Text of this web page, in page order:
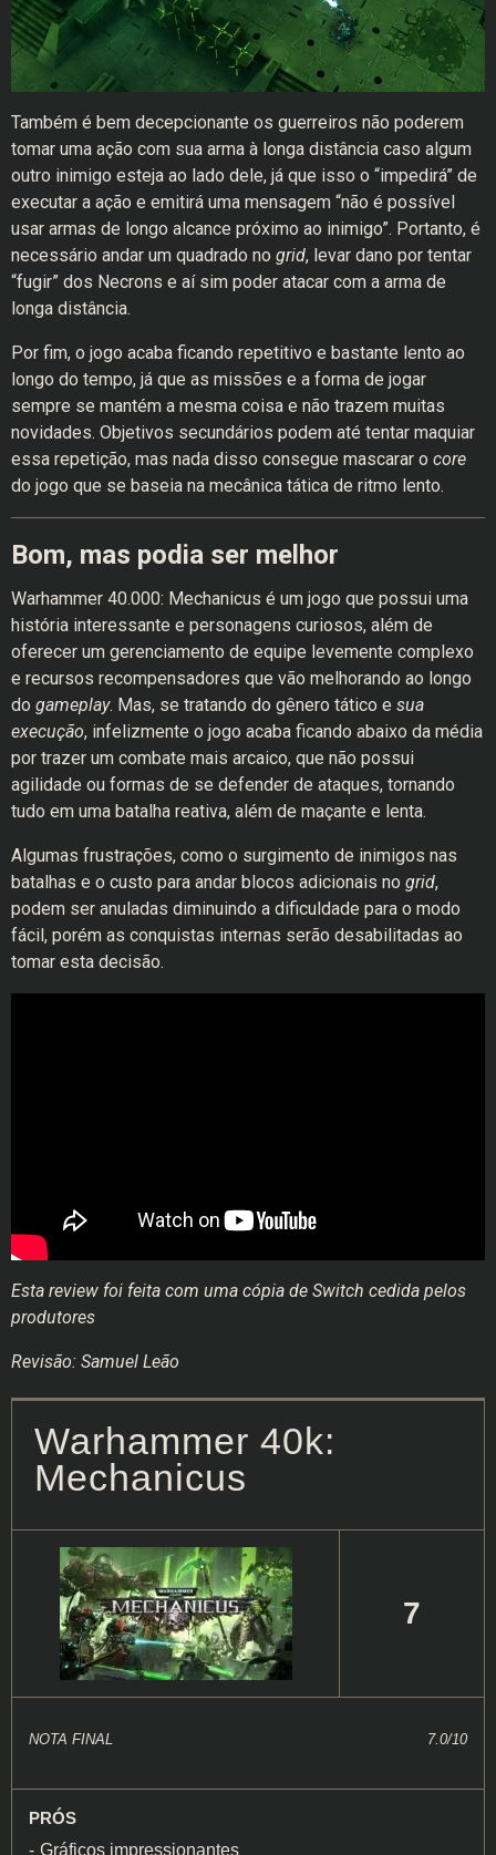
Também é bem decepcionante os guerreiros não poderem
tomar uma ação com sua arma à longa distância caso algum
outro inimigo esteja ao lado dele, já que isso o “impedirá” de
executar a ação e emitirá uma mensagem “não é possível
usar armas de longo alcance próximo ao inimigo”. Portanto, é
necessário andar um quadrado no grid, levar dano por tentar
“fugir” dos Necrons e aí sim poder atacar com a arma de
longa distância.
Por fim, o jogo acaba ficando repetitivo e bastante lento ao
longo do tempo, já que as missões e a forma de jogar
sempre se mantém a mesma coisa e não trazem muitas
novidades. Objetivos secundários podem até tentar maquiar
essa repetição, mas nada disso consegue mascarar o core
do jogo que se baseia na mecânica tática de ritmo lento.
Bom, mas podia ser melhor
Warhammer 40.000: Mechanicus é um jogo que possui uma
história interessante e personagens curiosos, além de
oferecer um gerenciamento de equipe levemente complexo
e recursos recompensadores que vão melhorando ao longo
do gameplay. Mas, se tratando do gênero tático e sua
execução, infelizmente o jogo acaba ficando abaixo da média
por trazer um combate mais arcaico, que não possui
agilidade ou formas de se defender de ataques, tornando
tudo em uma batalha reativa, além de maçante e lenta.
Algumas frustrações, como o surgimento de inimigos nas
batalhas e o custo para andar blocos adicionais no grid,
podem ser anuladas diminuindo a dificuldade para o modo
fácil, porém as conquistas internas serão desabilitadas ao
tomar esta decisão.
Esta review foi feita com uma cópia de Switch cedida pelos
produtores
Revisão: Samuel Leão
Warhammer 40k:
Mechanicus
7
NOTA FINAL 7.0/10
PRÓS
Gráficos impressionantes